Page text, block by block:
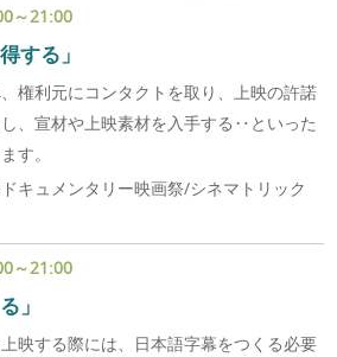
～21:00
する」
権利元にコンタクトを取り、上映の許諾
、宣材や上映素材を入手する‥といった
す。
ドキュメンタリー映画祭/シネマトリック
～21:00
」
映する際には、日本語字幕をつくる必要